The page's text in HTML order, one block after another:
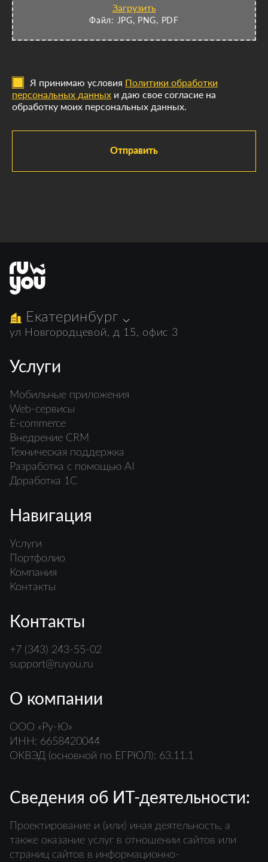
Загрузить
Файл: JPG, PNG, PDF
Я принимаю условия Политики обработки
персональных данных и даю свое согласие на
обработку моих персональных данных.
Отправить
Екатеринбург
ул Новгородцевой, д 15, офис 3
Услуги
Мобильные приложения
Web-сервисы
E-commerce
Внедрение CRM
Техническая поддержка
Разработка с помощью AI
Доработка 1С
Навигация
Услуги
Портфолио
Компания
Контакты
Контакты
+7 (343) 243-55-02
support@ruyou.ru
О компании
ООО «Ру-Ю»
ИНН: 6658420044
ОКВЭД (основной по ЕГРЮЛ): 63.11.1
Сведения об ИТ-деятельности:
Проектирование и (или) иная деятельность, а
также оказание услуг в отношении сайтов или
страниц сайтов в информационно-